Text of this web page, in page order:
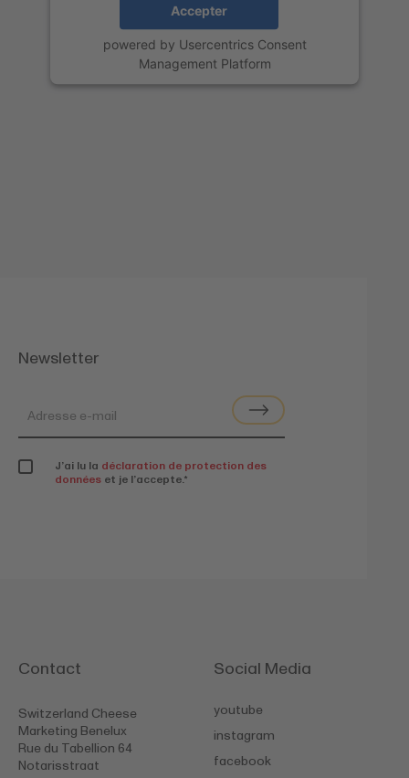
Accepter
powered by Usercentrics Consent
Management Platform
Newsletter
J’ai lu la déclaration de protection des
données et je l’accepte.*
Contact
Switzerland Cheese
Marketing Benelux
Rue du Tabellion 64
Notarisstraat
Social Media
youtube
instagram
facebook